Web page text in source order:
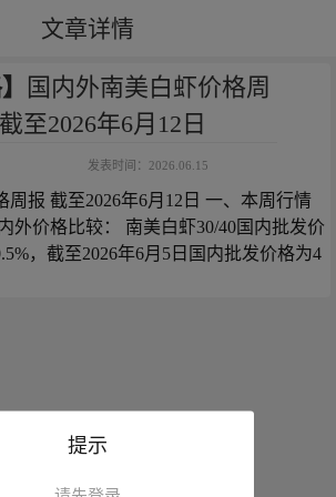
文章详情
国内外南美白虾价格周
至2026年6月12日
发表时间： 2026.06.15
周报 截至2026年6月12日 一、本周行情
外价格比较： 南美白虾30/40国内批发价
，截至2026年6月5日国内批发价格为4
提示